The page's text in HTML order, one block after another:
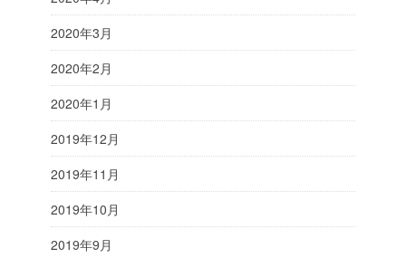
2020年3月
2020年2月
2020年1月
2019年12月
2019年11月
2019年10月
2019年9月